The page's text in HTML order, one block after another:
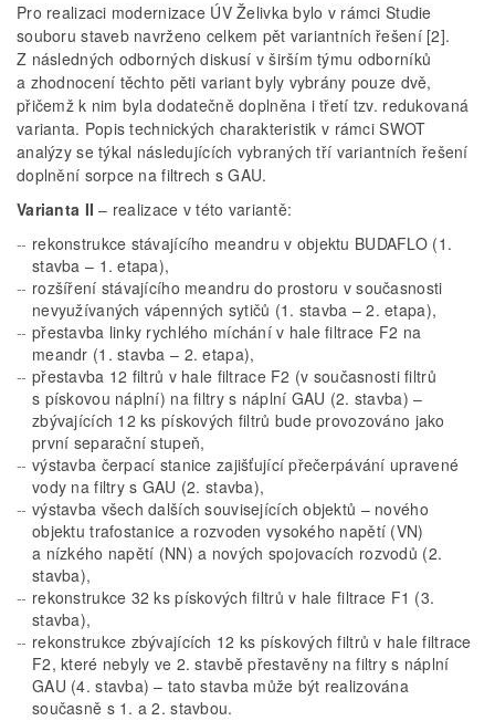
Pro realizaci modernizace ÚV Želivka bylo v rámci Studie
souboru staveb navrženo celkem pět variantních řešení [2].
Z následných odborných diskusí v širším týmu odborníků
a zhodnocení těchto pěti variant byly vybrány pouze dvě,
přičemž k nim byla dodatečně doplněna i třetí tzv. redukovaná
varianta. Popis technických charakteristik v rámci SWOT
analýzy se týkal následujících vybraných tří variantních řešení
doplnění sorpce na filtrech s GAU.
Varianta II – realizace v této variantě:
rekonstrukce stávajícího meandru v objektu BUDAFLO (1.
stavba – 1. etapa),
rozšíření stávajícího meandru do prostoru v současnosti
nevyužívaných vápenných sytičů (1. stavba – 2. etapa),
přestavba linky rychlého míchání v hale filtrace F2 na
meandr (1. stavba – 2. etapa),
přestavba 12 filtrů v hale filtrace F2 (v současnosti filtrů
s pískovou náplní) na filtry s náplní GAU (2. stavba) –
zbývajících 12 ks pískových filtrů bude provozováno jako
první separační stupeň,
výstavba čerpací stanice zajišťující přečerpávání upravené
vody na filtry s GAU (2. stavba),
výstavba všech dalších souvisejících objektů – nového
objektu trafostanice a rozvoden vysokého napětí (VN)
a nízkého napětí (NN) a nových spojovacích rozvodů (2.
stavba),
rekonstrukce 32 ks pískových filtrů v hale filtrace F1 (3.
stavba),
rekonstrukce zbývajících 12 ks pískových filtrů v hale filtrace
F2, které nebyly ve 2. stavbě přestavěny na filtry s náplní
GAU (4. stavba) – tato stavba může být realizována
současně s 1. a 2. stavbou.